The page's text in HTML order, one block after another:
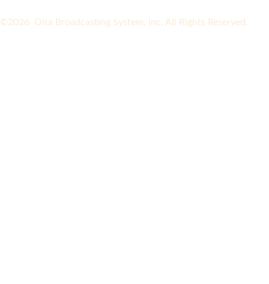
©2026 Oita Broadcasting System, Inc. All Rights Reserved.